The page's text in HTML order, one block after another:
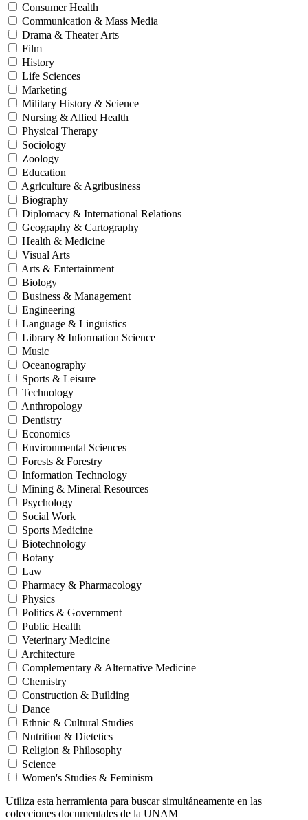
Consumer Health
Communication & Mass Media
Drama & Theater Arts
Film
History
Life Sciences
Marketing
Military History & Science
Nursing & Allied Health
Physical Therapy
Sociology
Zoology
Education
Agriculture & Agribusiness
Biography
Diplomacy & International Relations
Geography & Cartography
Health & Medicine
Visual Arts
Arts & Entertainment
Biology
Business & Management
Engineering
Language & Linguistics
Library & Information Science
Music
Oceanography
Sports & Leisure
Technology
Anthropology
Dentistry
Economics
Environmental Sciences
Forests & Forestry
Information Technology
Mining & Mineral Resources
Psychology
Social Work
Sports Medicine
Biotechnology
Botany
Law
Pharmacy & Pharmacology
Physics
Politics & Government
Public Health
Veterinary Medicine
Architecture
Complementary & Alternative Medicine
Chemistry
Construction & Building
Dance
Ethnic & Cultural Studies
Nutrition & Dietetics
Religion & Philosophy
Science
Women's Studies & Feminism
Utiliza esta herramienta para buscar simultáneamente en las
colecciones documentales de la UNAM